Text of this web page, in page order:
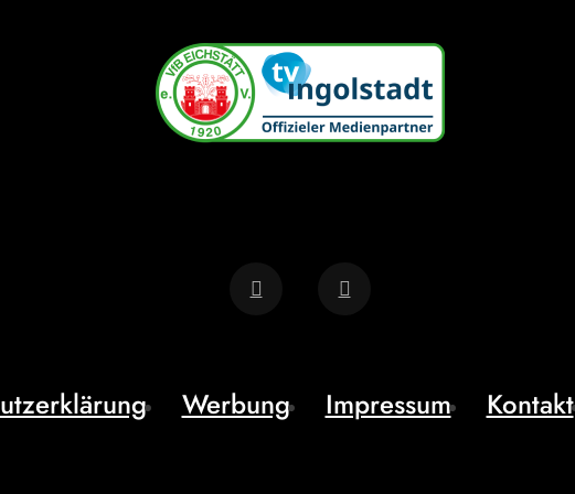
Werbung Impressum Kontakt